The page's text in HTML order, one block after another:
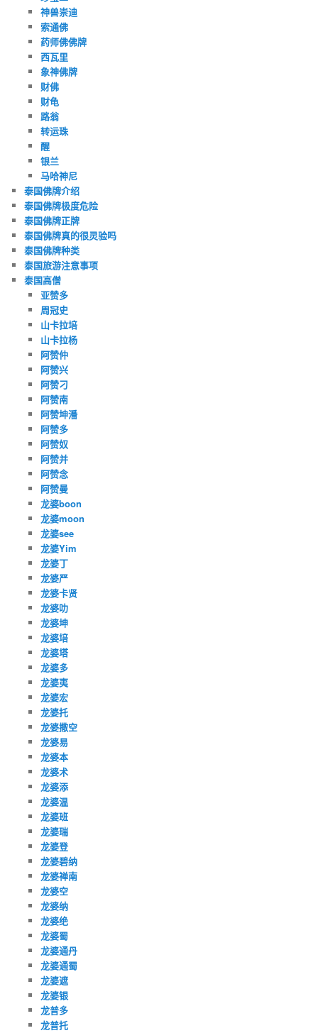
神兽崇迪
索通佛
药师佛佛牌
西瓦里
象神佛牌
财佛
财龟
路翁
转运珠
醒
银兰
马哈神尼
泰国佛牌介绍
泰国佛牌极度危险
泰国佛牌正牌
泰国佛牌真的很灵验吗
泰国佛牌种类
泰国旅游注意事项
泰国高僧
亚赞多
周冠史
山卡拉培
山卡拉杨
阿赞仲
阿赞兴
阿赞刁
阿赞南
阿赞坤潘
阿赞多
阿赞奴
阿赞并
阿赞念
阿赞曼
龙婆boon
龙婆moon
龙婆see
龙婆Yim
龙婆丁
龙婆严
龙婆卡贤
龙婆叻
龙婆坤
龙婆培
龙婆塔
龙婆多
龙婆夷
龙婆宏
龙婆托
龙婆撒空
龙婆易
龙婆本
龙婆术
龙婆添
龙婆温
龙婆班
龙婆瑞
龙婆登
龙婆碧纳
龙婆禅南
龙婆空
龙婆纳
龙婆绝
龙婆蜀
龙婆通丹
龙婆通蜀
龙婆遮
龙婆银
龙普多
龙普托